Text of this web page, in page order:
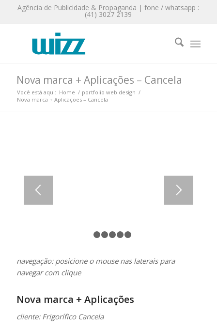
Agência de Publicidade & Propaganda | fone / whatsapp :
(41) 3027 2139
Nova marca + Aplicações – Cancela
Você está aqui: Home / portfolio web design /
Nova marca + Aplicações – Cancela
navegação: posicione o mouse nas laterais para
navegar com clique
Nova marca + Aplicações
cliente: Frigorífico Cancela